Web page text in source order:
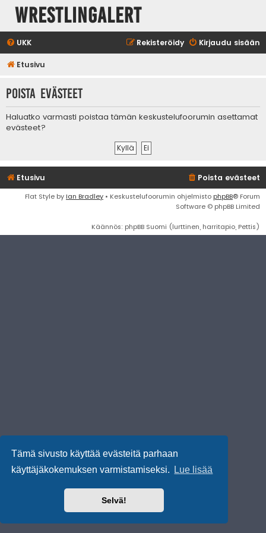
Tämä sivusto käyttää evästeitä parhaan
käyttäjäkokemuksen varmistamiseksi.
Lue lisää
Selvä!
WrestlingAlert
UKK Kirjaudu sisään
Rekisteröidy
Etusivu
Poista evästeet
Haluatko varmasti poistaa tämän keskustelufoorumin asettamat
evästeet?
Etusivu Poista evästeet
Flat Style by Ian Bradley • Keskustelufoorumin ohjelmisto phpBB® Forum
Software © phpBB Limited
Käännös: phpBB Suomi (lurttinen, harritapio, Pettis)